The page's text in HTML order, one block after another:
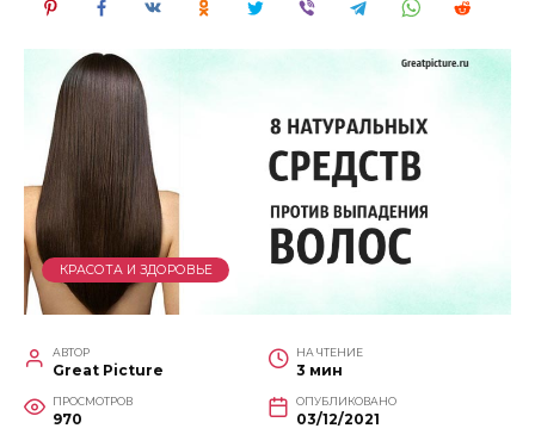
КРАСОТА И ЗДОРОВЬЕ
АВТОР
Great Picture
НА ЧТЕНИЕ
3 мин
ПРОСМОТРОВ
970
ОПУБЛИКОВАНО
03/12/2021